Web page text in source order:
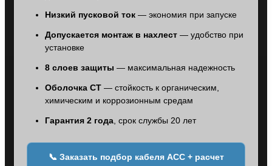
Низкий пусковой ток — экономия при запуске
Допускается монтаж в нахлест — удобство при
установке
8 слоев защиты — максимальная надежность
Оболочка CT — стойкость к органическим,
химическим и коррозионным средам
Гарантия 2 года, срок службы 20 лет
📞 Заказать подбор кабеля ACC + расчет